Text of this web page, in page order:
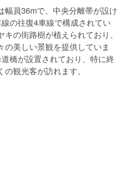
幅員36mで、中央分離帯が設け
の往復4車線で構成されてい
の街路樹が植えられており、
の美しい景観を提供していま
橋が設置されており、特に終
観光客が訪れます。